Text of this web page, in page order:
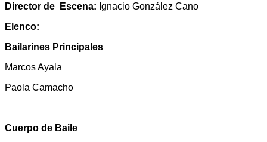
Director de Escena: Ignacio González Cano
Elenco:
Bailarines Principales
Marcos Ayala
Paola Camacho
Cuerpo de Baile